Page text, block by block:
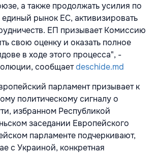
а также продолжать усилия по
единый рынок ЕС, активизировать
ЕП призывает Комиссию
свою оценку и оказать полное
в ходе этого процесса", -
сообщаетdeschide.md
парламент призывает к
политическому сигналу о
избранном Республикой
заседании Европейского
парламенте подчеркивают,
с Украиной, конкретная